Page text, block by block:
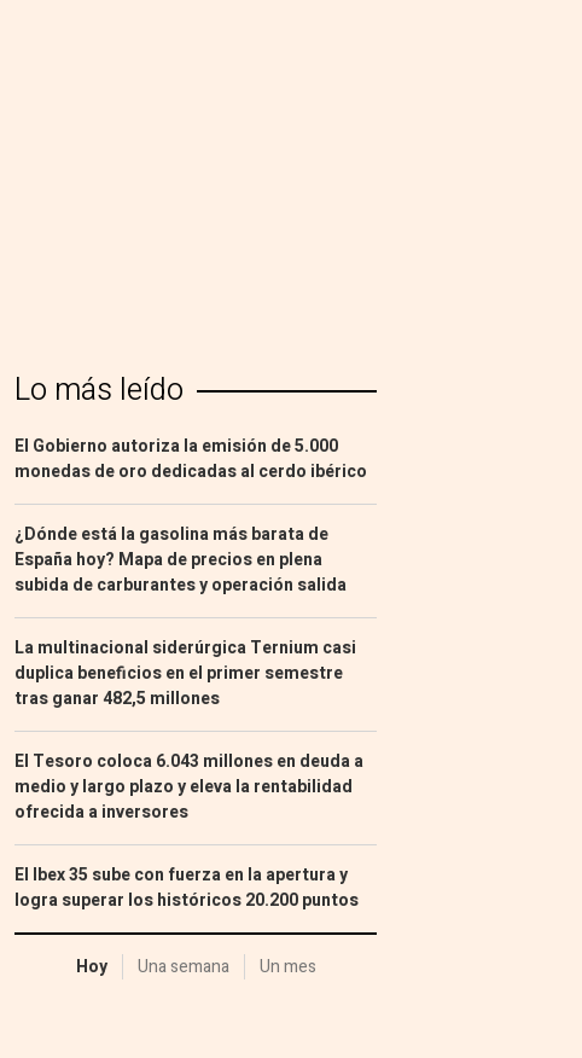
Lo más leído
El Gobierno autoriza la emisión de 5.000
monedas de oro dedicadas al cerdo ibérico
¿Dónde está la gasolina más barata de
España hoy? Mapa de precios en plena
subida de carburantes y operación salida
La multinacional siderúrgica Ternium casi
duplica beneficios en el primer semestre
tras ganar 482,5 millones
El Tesoro coloca 6.043 millones en deuda a
medio y largo plazo y eleva la rentabilidad
ofrecida a inversores
El Ibex 35 sube con fuerza en la apertura y
logra superar los históricos 20.200 puntos
Hoy Una semana Un mes